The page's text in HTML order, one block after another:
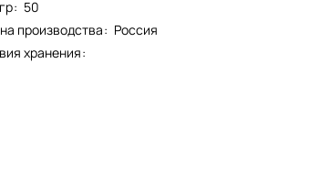
: 50
производства: Россия
хранения: